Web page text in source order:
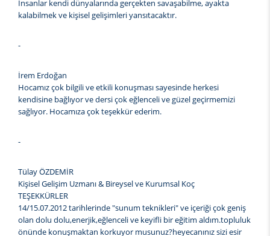
İnsanlar kendi dünyalarında gerçekten savaşabilme, ayakta
kalabilmek ve kişisel gelişimleri yansıtacaktır.
-
İrem Erdoğan
Hocamız çok bilgili ve etkili konuşması sayesinde herkesi
kendisine bağlıyor ve dersi çok eğlenceli ve güzel geçirmemizi
sağlıyor. Hocamıza çok teşekkür ederim.
-
Tülay ÖZDEMİR
Kişisel Gelişim Uzmanı & Bireysel ve Kurumsal Koç
TEŞEKKÜRLER
14/15.07.2012 tarihlerinde "sunum teknikleri" ve içeriği çok geniş
olan dolu dolu,enerjik,eğlenceli ve keyifli bir eğitim aldım.topluluk
önünde konuşmaktan korkuyor musunuz?heyecanınız sizi esir